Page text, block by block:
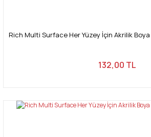
Rich Multi Surface Her Yüzey İçin Akrilik Boya
132,00 TL